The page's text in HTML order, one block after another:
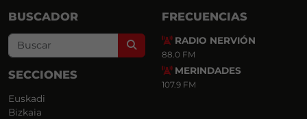
BUSCADOR
Search
SECCIONES
Euskadi
Bizkaia
FRECUENCIAS
RADIO NERVIÓN
88.0 FM
MERINDADES
107.9 FM